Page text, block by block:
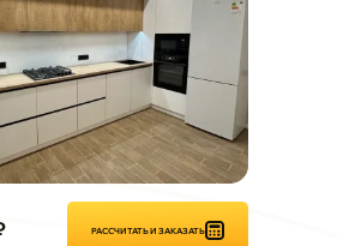
РАССЧИТАТЬ И ЗАКАЗАТЬ